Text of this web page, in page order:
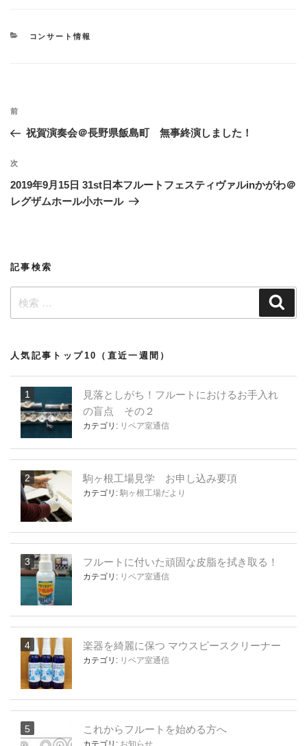
カ
コンサート情報
投
ビ
ゲ
ー
過
去
投
稿
前
祝賀演奏会＠長野県飯島町 無事終演しました！
次
の
投
次
2019年9月15日 31st日本フルートフェスティヴァルinかがわ＠
レグザムホール小ホール
記事検索
索:
人気記事トップ10（直近一週間）
見落としがち！フルートにおけるお手入れ
の盲点 その２
カテゴリ: リペア室通信
駒ヶ根工場見学 お申し込み要項
カテゴリ: 駒ヶ根工場だより
フルートに付いた頑固な皮脂を拭き取る！
カテゴリ: リペア室通信
楽器を綺麗に保つ マウスピースクリーナー
カテゴリ: リペア室通信
これからフルートを始める方へ
カテゴリ: お知らせ